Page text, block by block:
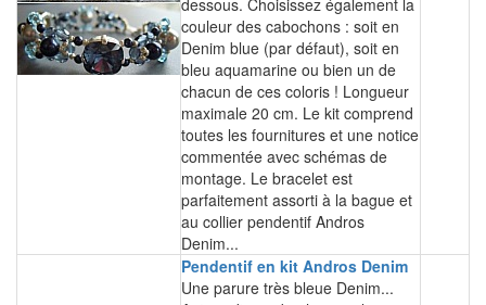
dessous. Choisissez également la
couleur des cabochons : soit en
Denim blue (par défaut), soit en
bleu aquamarine ou bien un de
chacun de ces coloris ! Longueur
maximale 20 cm. Le kit comprend
toutes les fournitures et une notice
commentée avec schémas de
montage. Le bracelet est
parfaitement assorti à la bague et
au collier pendentif Andros
Denim...
Pendentif en kit Andros Denim
Une parure très bleue Denim...